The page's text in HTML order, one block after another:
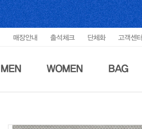
매장안내 출석체크 단체화 고객센터
MEN WOMEN BAG